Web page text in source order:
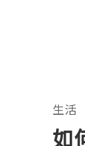
生活
如